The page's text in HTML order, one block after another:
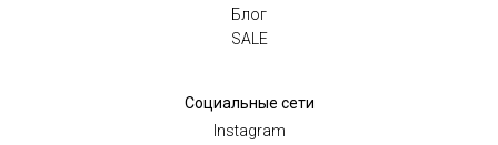
Блог
SALE
Социальные сети
Instagram